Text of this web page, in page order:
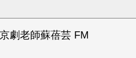
劇老師蘇蓓芸 FM